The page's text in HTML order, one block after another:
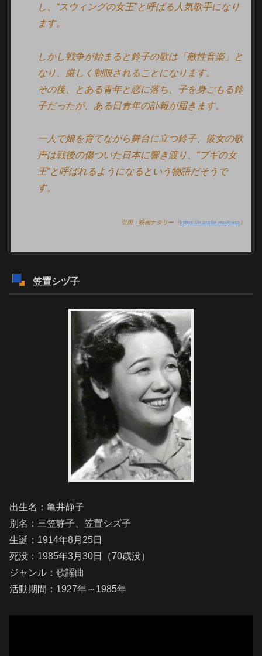
し、“スウィングの女王”と呼ばる人気歌手になり
ます。
しかし戦争が始まると鈴子の歌は「敵性音楽」と
なり、厳しく制限されることになります。
その後、とある青年と恋に落ち、子を身ごもる鈴
子だったが、ある日青年の訃報が届きます。
一人で娘を育てながら舞台に立つ鈴子、彼女の歌
声は戦後の傷ついた日本に響き渡り、“ブギの女
王”と呼ばれるようになるという物語だそうで
す。
引用：映画ナタリー（https://natalie.mu/eiga ）
笠置シヅ子
出生名：亀井静子
別名：三笠静子、笠置シズ子
生誕：1914年8月25日
死没：1985年3月30日（70歳没）
ジャンル：歌謡曲
活動期間：1927年～1985年